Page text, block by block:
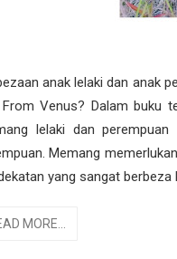
anak lelaki dan anak
Venus? Dalam buku
lelaki dan
Memang
yang sangat berbeza
MORE...